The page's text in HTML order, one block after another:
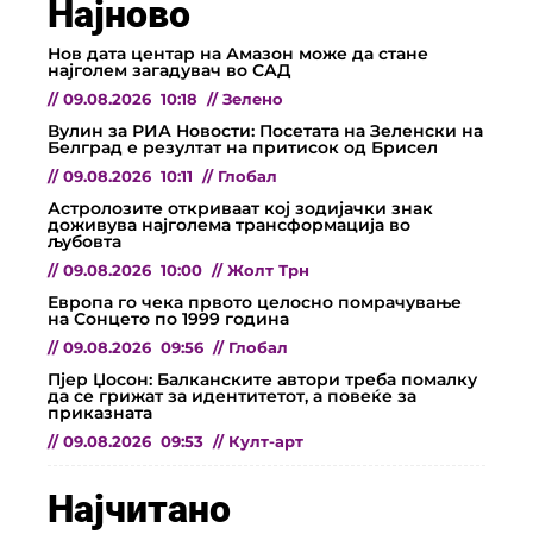
Најново
Нов дата центар на Амазон може да стане
најголем загадувач во САД
// 09.08.2026 10:18 // Зелено
Вулин за РИА Новости: Посетата на Зеленски на
Белград е резултат на притисок од Брисел
// 09.08.2026 10:11 // Глобал
Астролозите откриваат кој зодијачки знак
доживува најголема трансформација во
љубовта
// 09.08.2026 10:00 // Жолт Трн
Европа го чека првото целосно помрачување
на Сонцето по 1999 година
// 09.08.2026 09:56 // Глобал
Пјер Џосон: Балканските автори треба помалку
да се грижат за идентитетот, а повеќе за
приказната
// 09.08.2026 09:53 // Култ-арт
Најчитано